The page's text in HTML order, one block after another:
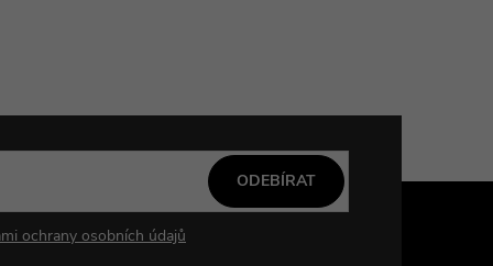
ochrany osobních údajů
ODEBÍRAT